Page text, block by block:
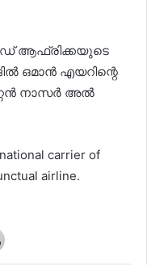
ആഫ്രിക്കയുടെ
ഒമാൻ എയറിന്റെ
നാസർ അല്‍
carrier of
airline.